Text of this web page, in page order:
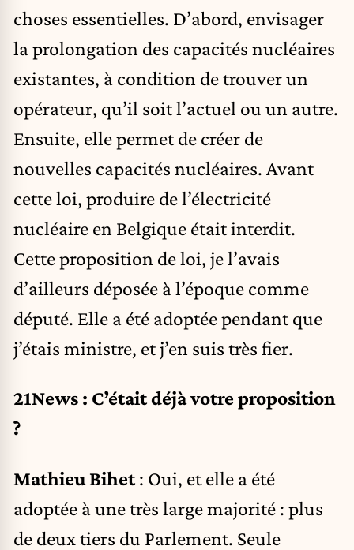
choses essentielles. D’abord, envisager
la prolongation des capacités nucléaires
existantes, à condition de trouver un
opérateur, qu’il soit l’actuel ou un autre.
Ensuite, elle permet de créer de
nouvelles capacités nucléaires. Avant
cette loi, produire de l’électricité
nucléaire en Belgique était interdit.
Cette proposition de loi, je l’avais
d’ailleurs déposée à l’époque comme
député. Elle a été adoptée pendant que
j’étais ministre, et j’en suis très fier.
21News : C’était déjà votre proposition
?
Mathieu Bihet : Oui, et elle a été
adoptée à une très large majorité : plus
de deux tiers du Parlement. Seule